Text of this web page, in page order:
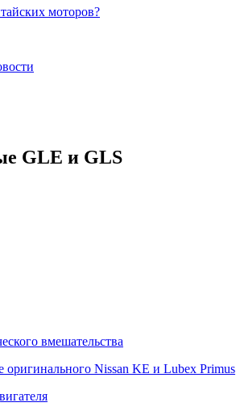
моторов?
GLE и GLS
вмешательства
оригинального Nissan KE и Lubex Primus